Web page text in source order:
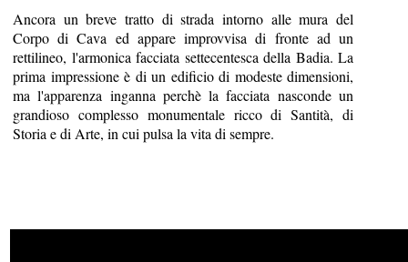
Ancora un breve tratto di strada intorno alle mura del
Corpo di Cava ed appare improvvisa di fronte ad un
rettilineo, l'armonica facciata settecentesca della Badia. La
prima impressione è di un edificio di modeste dimensioni,
ma l'apparenza inganna perchè la facciata nasconde un
grandioso complesso monumentale ricco di Santità, di
Storia e di Arte, in cui pulsa la vita di sempre.